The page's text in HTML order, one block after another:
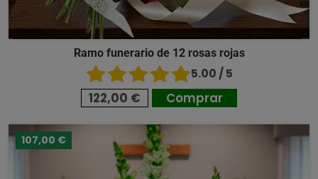
Ramo funerario de 12 rosas rojas
5.00 / 5
122,00 € Comprar
107,00 €